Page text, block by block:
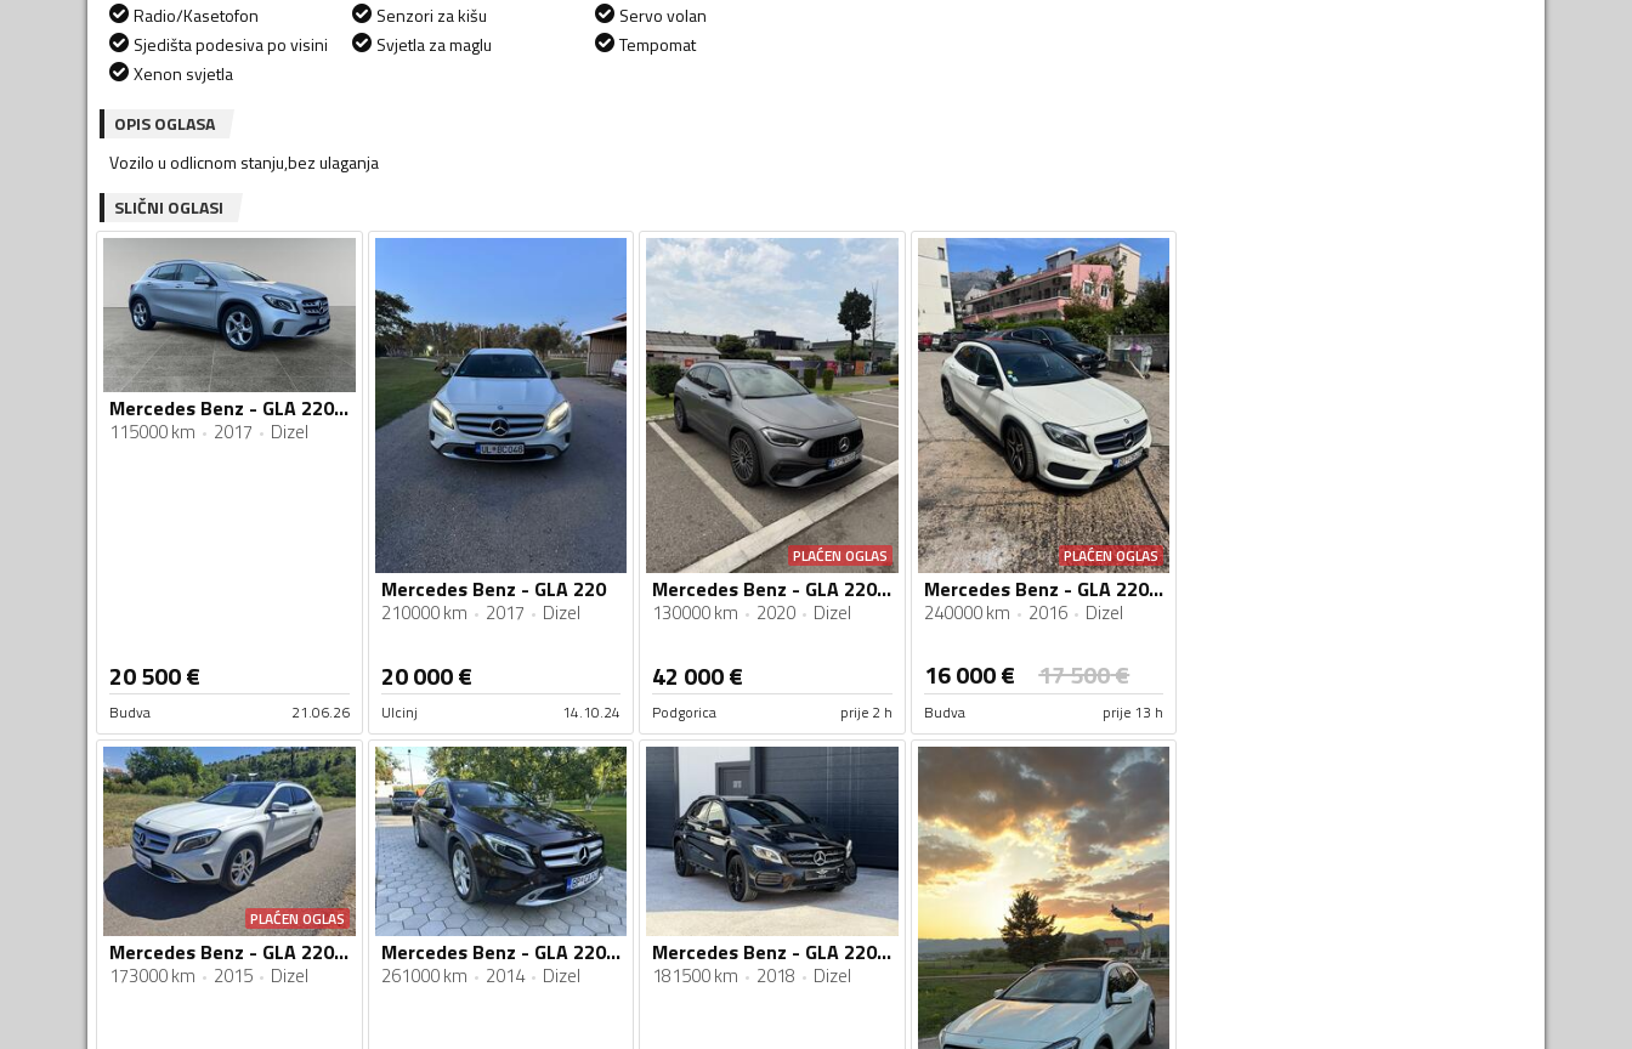
Radio/Kasetofon
Sjedišta podesiva po visini
Xenon svjetla
Senzori za kišu
Svjetla za maglu
Servo volan
Tempomat
OPIS OGLASA
Vozilo u odlicnom stanju,bez ulaganja
SLIČNI OGLASI
Mercedes Benz - GLA 220 - 2200
115000 km 2017 Dizel
20 500€
Budva 21.06.26
Mercedes Benz - GLA 220
210000 km 2017 Dizel
20 000€
Ulcinj 14.10.24
PLAĆEN OGLAS
Mercedes Benz - GLA 220 - AMG 4 MATIC LIMITED EDITION
130000 km 2020 Dizel
42 000€
Podgorica prije 2 h
PLAĆEN OGLAS
Mercedes Benz - GLA 220 - GLA 220D 4MATIC AMG
240000 km 2016 Dizel
16 000€ 17 500€
Budva prije 13 h
PLAĆEN OGLAS
Mercedes Benz - GLA 220 - 220 cdi
173000 km 2015 Dizel
Mercedes Benz - GLA 220 - 2.2
261000 km 2014 Dizel
Mercedes Benz - GLA 220 - 4MATIC AMG Line - Night Edition (Premium Plus)
181500 km 2018 Dizel